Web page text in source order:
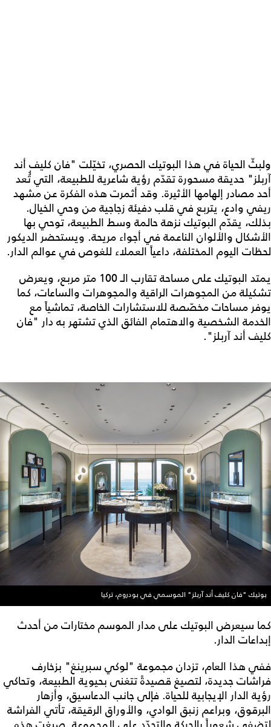
ولبثّ الحياة في هذا البوتيك الحصري، تخيّلت "فان كليف أند
آربلز" حديقة مسحورة تقدّم رؤية شاعرية للطبيعة، التي تُُعد
أحد مصادر إلهامها الأثيرة. وقد أثمرت هذه الفكرة عن مشهد
ريفي وادع، يتربع في قلب دفيئة زجاجية من وحي الخيال.
بذلك، يقدّم البوتيك نزهة حالمة وسط الطبيعة، توحي بها
الأشكال والألوان الناعمة في أجواء مريحة. ويستحضر الديكور
لحظات اليوم المختلفة، داعياً العملاء للغوص في عوالم الدار.
يمتد البوتيك على مساحة تقارب الـ 100 متر مربع، ويعرض
تشكيلة من المجوهرات الراقية والمجوهرات والساعات، كما
يوفر مساحات مخصّصة للاستشارات الخاصة، تماشياً مع
الخدمة الشخصية والاهتمام الفائق الذي تشتهر به دار "فان
كليف أند آربلز".
بوتيك "فان كليف أند آربلز" الموسمي في بودروم، تركيا
كما سيعرض البوتيك على مدار الموسم مختارات من أحدث
إبداعات الدار.
ففي هذا العام، تزدان مجموعة "لوكي سبرينغ" بزخارف
فراشات جديدة، لتصيغ قصيدةً تتغنى بحيوية الطبيعة، وتحاكي
رؤية الدار الإيجابية للحياة. فإلى جانب الدعاسيق، وأزهار
البرقوق، وبراعم زنبق الوادي، والأوراق الرقيقة، تأتي الفراشة